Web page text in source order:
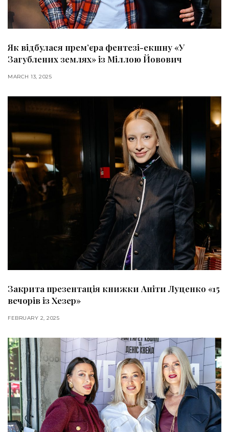
Як відбулася прем’єра фентезі-екшну «У
Загублених землях» із Міллою Йовович
MARCH 13, 2025
Закрита презентація книжки Аніти Луценко «15
вечорів із Хезер»
FEBRUARY 2, 2025